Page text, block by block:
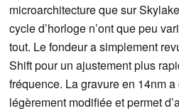
microarchitecture que sur
cycle d’horloge n’ont que peu
tout. Le fondeur a simplement
Shift pour un ajustement plus
fréquence. La gravure en 14nm
légèrement modifiée et permet